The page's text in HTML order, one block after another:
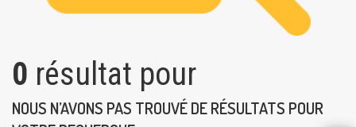
0 résultat pour
NOUS N’AVONS PAS TROUVÉ DE RÉSULTATS POUR